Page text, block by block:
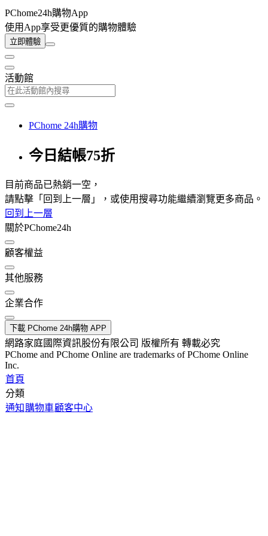
PChome24h購物App
使用App享受更優質的購物體驗
立即體驗
活動館
PChome 24h購物
今日結帳75折
目前商品已熱銷一空，
請點擊「回到上一層」，或使用搜尋功能繼續瀏覽更多商品。
回到上一層
關於PChome24h
顧客權益
其他服務
企業合作
下載 PChome 24h購物 APP
網路家庭國際資訊股份有限公司 版權所有 轉載必究
PChome and PChome Online are trademarks of PChome Online
Inc.
首頁
分類
通知 購物車顧客中心